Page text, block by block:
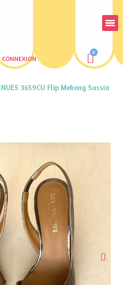
CONNEXION
3659CU Flip Mekong Sassia